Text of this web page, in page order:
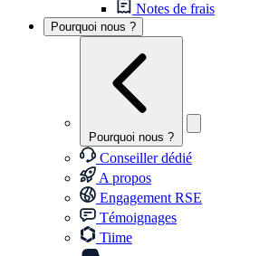
Notes de frais
Pourquoi nous ?
Pourquoi nous ?
Conseiller dédié
A propos
Engagement RSE
Témoignages
Tiime